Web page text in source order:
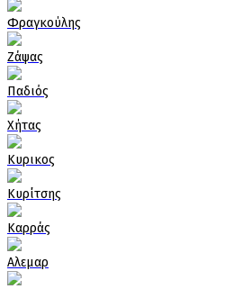
Φραγκούλης
Ζάψας
Παδιός
Χήτας
Κυρικος
Κυρίτσης
Καρράς
Αλεμαρ